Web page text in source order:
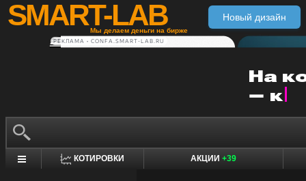
SMART-LAB
Мы делаем деньги на бирже
Новый дизайн
РЕКЛАМА • CONFA.SMART-LAB.RU
КОТИРОВКИ АКЦИИ +39